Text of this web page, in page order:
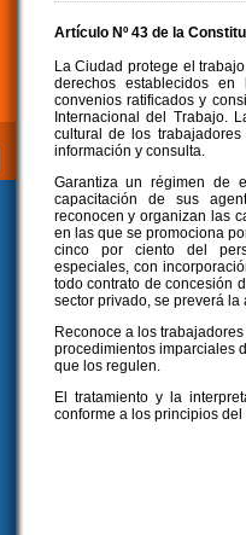
Artículo Nº 43 de la
La Ciudad protege el
derechos establecidos
convenios ratificados y
Internacional del Trabajo.
cultural de los
información y consulta.
Garantiza un régimen de
capacitación de sus
reconocen y organizan las
en las que se promociona
cinco por ciento del
especiales, con
todo contrato de concesión
sector privado, se preverá
Reconoce a los
procedimientos imparciales
que los regulen.
El tratamiento y la
conforme a los principios